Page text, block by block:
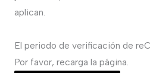
aplican.
El periodo de verificación de
Por favor, recarga la página.